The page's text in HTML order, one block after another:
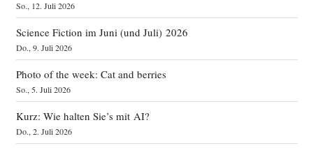
So., 12. Juli 2026
Science Fiction im Juni (und Juli) 2026
Do., 9. Juli 2026
Photo of the week: Cat and berries
So., 5. Juli 2026
Kurz: Wie halten Sie’s mit AI?
Do., 2. Juli 2026